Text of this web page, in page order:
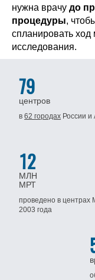
нужна врачу до
процедуры,
спланировать ход
исследования.
79
центров
в62 городах Россиии
12
МЛН
МРТ
проведено в
2003 года